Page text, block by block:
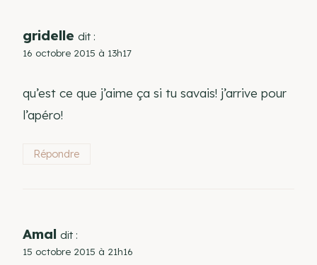
gridelle dit :
16 octobre 2015 à 13h17
qu’est ce que j’aime ça si tu savais! j’arrive pour
l’apéro!
Répondre
Amal dit :
15 octobre 2015 à 21h16